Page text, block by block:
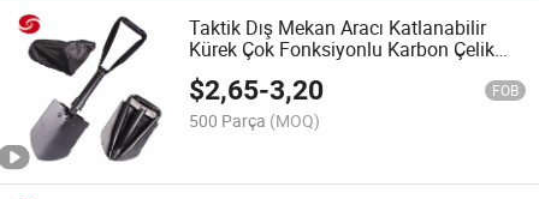
Taktik Dış Mekan Aracı Katlanabilir
Kürek Çok Fonksiyonlu Karbon Çelik
Dış Mekan Kamp Küreği
$2,65-3,20 FOB
500 Parça (MOQ)